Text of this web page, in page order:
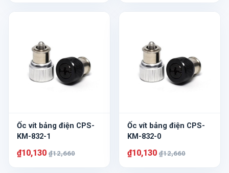
Ốc vít bảng điện CPS-
KM-832-1
₫10,130 ₫12,660
Ốc vít bảng điện CPS-
KM-832-0
₫10,130 ₫12,660